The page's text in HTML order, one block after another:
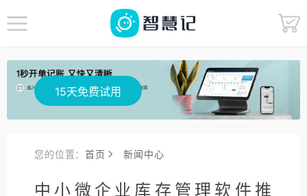
15天免费试用
您的位置：首页 新闻中心
中小微企业库存管理软件推